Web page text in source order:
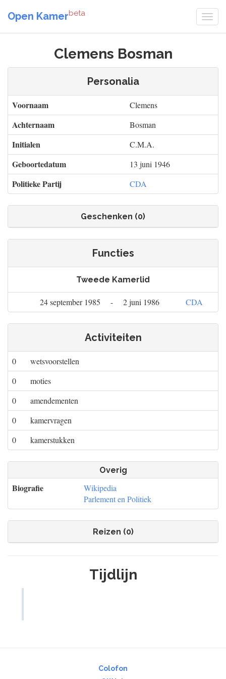
Open Kamerbeta
Clemens Bosman
Personalia
Voornaam Clemens
Achternaam Bosman
Initialen C.M.A.
Geboortedatum 13 juni 1946
Politieke Partij CDA
Geschenken (0)
Functies
Tweede Kamerlid
24 september 1985 - 2 juni 1986 CDA
Activiteiten
0
wetsvoorstellen
0
moties
0
amendementen
0
kamervragen
0
kamerstukken
Overig
Biografie
Wikipedia
Parlement en Politiek
Reizen (0)
Tijdlijn
Colofon